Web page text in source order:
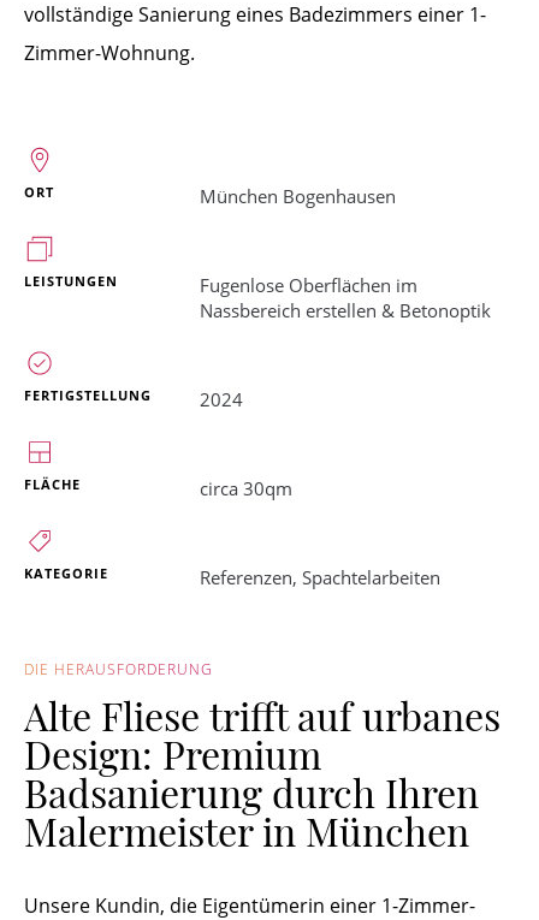
vollständige Sanierung eines Badezimmers einer 1-
Zimmer-Wohnung.
ORT München Bogenhausen
LEISTUNGEN
Fugenlose Oberflächen im
Nassbereich erstellen & Betonoptik
FERTIGSTELLUNG 2024
FLÄCHE circa 30qm
KATEGORIE Referenzen, Spachtelarbeiten
DIE HERAUSFORDERUNG
Alte Fliese trifft auf urbanes
Design: Premium
Badsanierung durch Ihren
Malermeister in München
Unsere Kundin, die Eigentümerin einer 1-Zimmer-